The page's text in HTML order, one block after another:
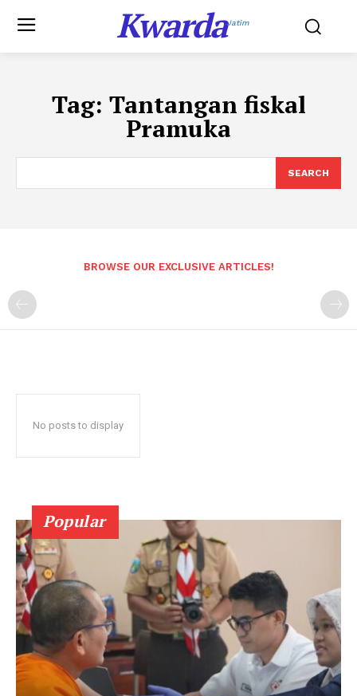
KwardaJatim
Tag: Tantangan fiskal
Pramuka
SEARCH
BROWSE OUR EXCLUSIVE ARTICLES!
No posts to display
Popular